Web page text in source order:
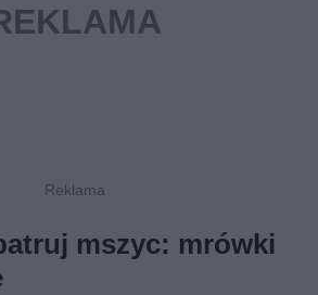
mszyc: mrówki